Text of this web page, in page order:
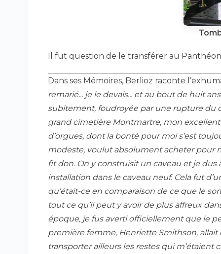
Il fut question de le transférer au
Dans ses Mémoires, Berlioz raconte
remarié... je le devais... et au bout de huit
subitement, foudroyée par une rupture
grand cimetière Montmartre, mon
d’orgues, dont la bonté pour moi s’est
modeste, voulut absolument acheter pour
fit don. On y construisit un caveau et je
installation dans le caveau neuf. Cela fut
qu’était-ce en comparaison de ce que le
tout ce qu’il peut y avoir de plus affreux
époque, je fus averti officiellement que le
première femme, Henriette Smithson, allait
transporter ailleurs les restes qui m’étaient